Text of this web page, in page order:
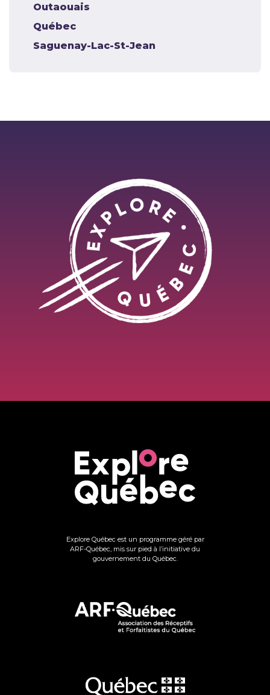
Outaouais
Québec
Saguenay-Lac-St-Jean
Explore Québec est un programme géré par
ARF-Québec, mis sur pied à l’initiative du
gouvernement du Québec.